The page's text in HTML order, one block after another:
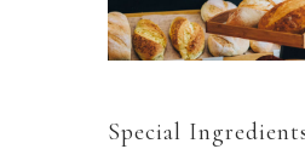
Special